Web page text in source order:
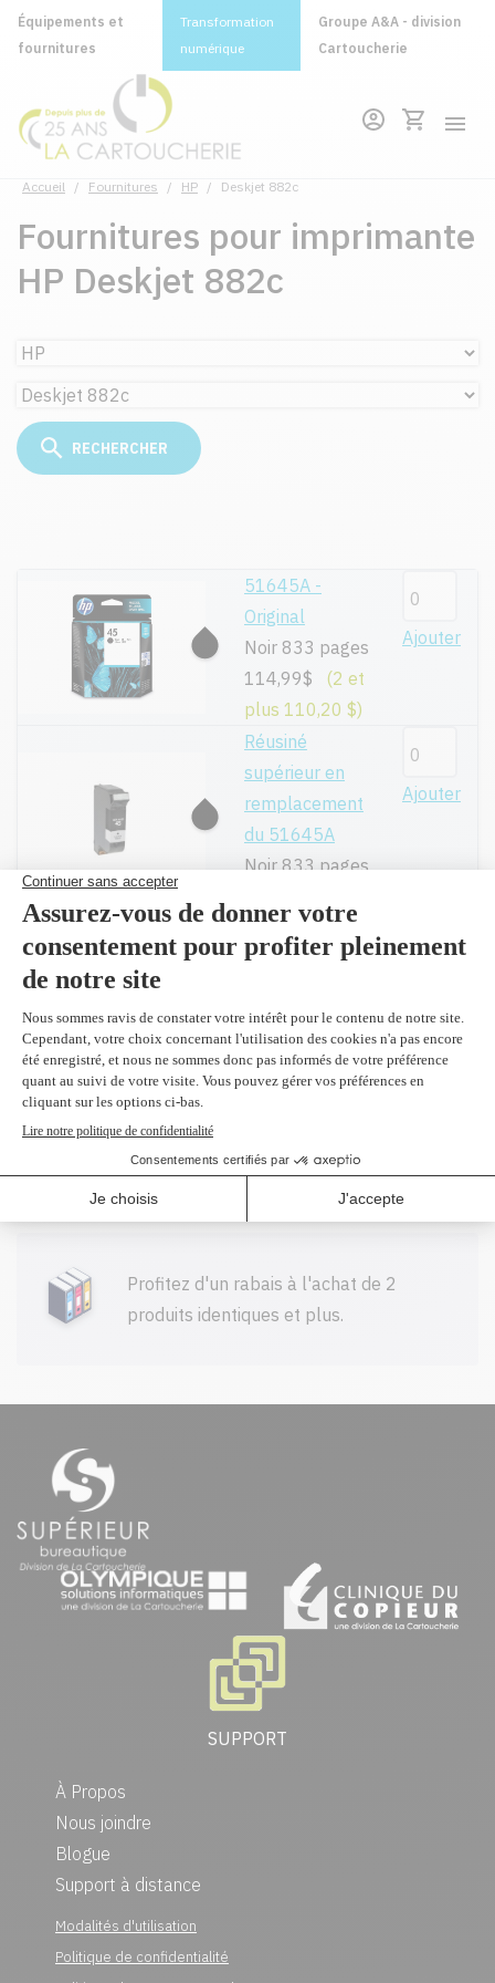
Équipements et
fournitures
Transformation
numérique
Groupe A&A - division
Cartoucherie
Accueil / Fournitures / HP / Deskjet 882c
Fournitures pour imprimante
HP Deskjet 882c
51645A -
Original
Noir 833 pages
114,99$
(2 et
plus 110,20 $)
Ajouter
Réusiné
supérieur en
remplacement
du 51645A
Noir 833 pages
Ajouter
Toutes nos cartouches réusinées sont
garanties.
Livraison gratuite sur tout achat de
100$ CAD et plus avant taxes.
Profitez d'un rabais à l'achat de 2
produits identiques et plus.
SUPPORT
À Propos
Nous joindre
Blogue
Support à distance
Modalités d'utilisation
Politique de confidentialité